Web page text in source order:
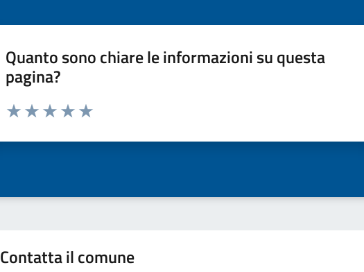
Quanto sono chiare le informazioni su questa
pagina?
Valuta da 1 a 5 stelle la pagina
Contatta il comune